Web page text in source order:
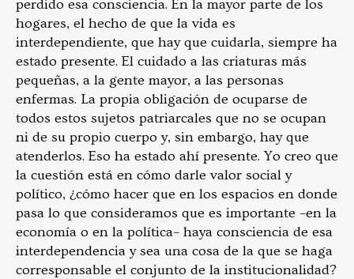
perdido esa consciencia. En la mayor parte de los
hogares, el hecho de que la vida es
interdependiente, que hay que cuidarla, siempre ha
estado presente. El cuidado a las criaturas más
pequeñas, a la gente mayor, a las personas
enfermas. La propia obligación de ocuparse de
todos estos sujetos patriarcales que no se ocupan
ni de su propio cuerpo y, sin embargo, hay que
atenderlos. Eso ha estado ahí presente. Yo creo que
la cuestión está en cómo darle valor social y
político, ¿cómo hacer que en los espacios en donde
pasa lo que consideramos que es importante –en la
economía o en la política– haya consciencia de esa
interdependencia y sea una cosa de la que se haga
corresponsable el conjunto de la institucionalidad?